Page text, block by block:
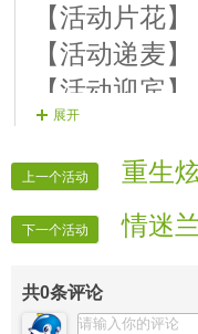
【活动片花
【活动递麦
【活动迎宾
【活动秩序】
展开
上一个活动 重生
下一个活动 情迷
共0条评论